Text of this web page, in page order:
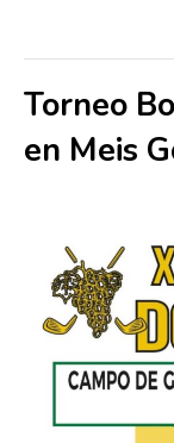
Torneo
en Meis